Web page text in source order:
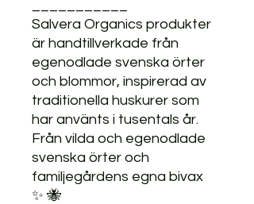
Salvera Organics produkter
är handtillverkade från
egenodlade svenska örter
och blommor, inspirerad av
traditionella huskurer som
har använts i tusentals år.
Från vilda och egenodlade
svenska örter och
familjegårdens egna bivax
✨ 🐝